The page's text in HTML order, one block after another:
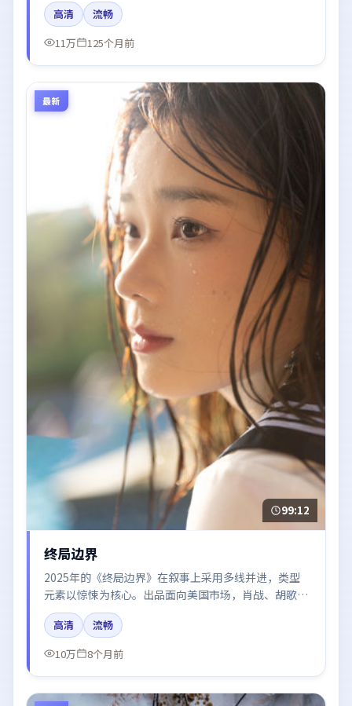
论。
高清
流畅
11万
125个月前
最新
99:12
终局边界
2025年的《终局边界》在叙事上采用多线并进，类型
元素以惊悚为核心。出品面向美国市场，肖战、胡歌、
倪妮、王凯、周冬雨所饰角色推动关键反转，结尾留白
引发讨论。
高清
流畅
10万
8个月前